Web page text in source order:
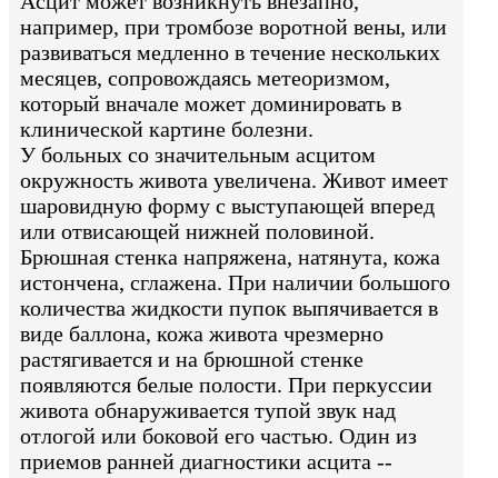
например, при тромбозе воротной вены, или
развиваться медленно в течение нескольких
месяцев, сопровождаясь метеоризмом,
который вначале может доминировать в
клинической картине болезни.
У больных со значительным асцитом
окружность живота увеличена. Живот имеет
шаровидную форму с выступающей вперед
или отвисающей нижней половиной.
Брюшная стенка напряжена, натянута, кожа
истончена, сглажена. При наличии большого
количества жидкости пупок выпячивается в
виде баллона, кожа живота чрезмерно
растягивается и на брюшной стенке
появляются белые полости. При перкуссии
живота обнаруживается тупой звук над
отлогой или боковой его частью. Один из
приемов ранней диагностики асцита --